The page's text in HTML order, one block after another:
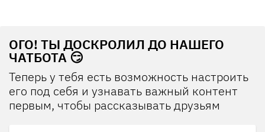
ОГО! ТЫ ДОСКРОЛИЛ ДО НАШЕГО
ЧАТБОТА 😏
Теперь у тебя есть возможность настроить
его под себя и узнавать важный контент
первым, чтобы рассказывать друзьям